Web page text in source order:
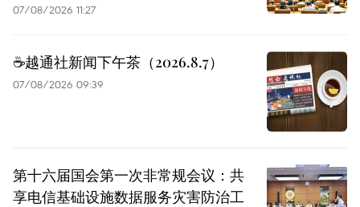
07/08/2026 11:27
☕️越通社新闻下午茶（2026.8.7）
07/08/2026 09:39
第十六届国会第一次非常规会议：共
享电信基础设施数据服务灾害防治工